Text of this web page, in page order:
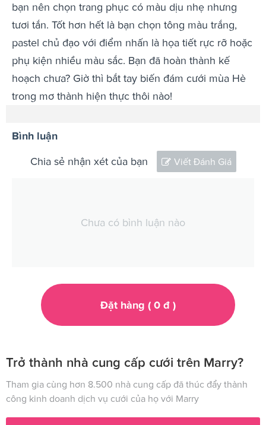
bạn nên chọn trang phục có màu dịu nhẹ nhưng
tươi tắn. Tốt hơn hết là bạn chọn tông màu trắng,
pastel chủ đạo với điểm nhấn là họa tiết rực rỡ hoặc
phụ kiện nhiều màu sắc. Bạn đã hoàn thành kế
hoạch chưa? Giờ thì bắt tay biến đám cưới mùa Hè
trong mơ thành hiện thực thôi nào!
Bình luận
Chia sẻ nhận xét của bạn Viết Đánh Giá
Chưa có bình luận nào
Đặt hàng ( 0đ )
Trở thành nhà cung cấp cưới trên Marry?
Tham gia cùng hơn 8.500 nhà cung cấp đã thúc đẩy thành
công kinh doanh dịch vụ cưới của họ với Marry